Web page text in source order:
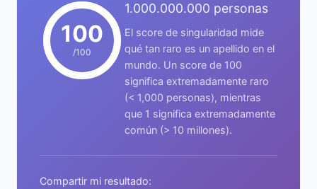
100
/100
1.000.000.000 personas
El score de singularidad mide
qué tan raro es un apellido en el
mundo. Un score de 100
significa extremadamente raro
(< 1,000 personas), mientras
que 1 significa extremadamente
común (> 10 millones).
Compartir mi resultado: